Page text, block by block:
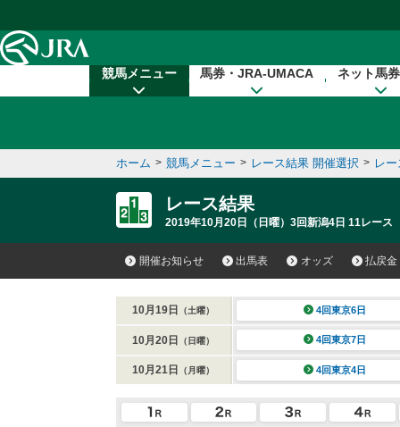
競馬メニュー 馬券・JRA-UMACA ネット馬
ホーム > 競馬メニュー > レース結果 開催選択 > レ
レース結果
2019年10月20日（日曜）3回新潟4日 11レース
開催お知らせ 出馬表 オッズ 払戻金
10月19日 （土曜） 4回東京6日
10月20日 （日曜） 4回東京7日
10月21日 （月曜） 4回東京4日